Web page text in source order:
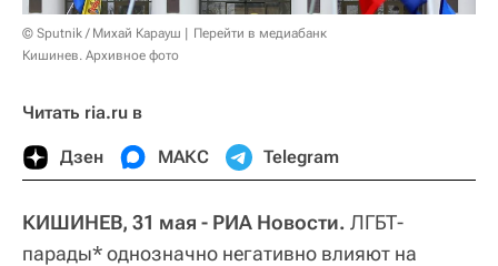
© Sputnik / Михай Карауш
Перейти в медиабанк
Кишинев. Архивное фото
Читать ria.ru в
Дзен МАКС Telegram
КИШИНЕВ, 31 мая - РИА Новости. ЛГБТ-
парады* однозначно негативно влияют на